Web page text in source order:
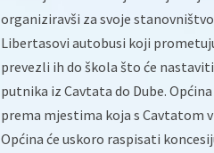
organiziravši za svoje
Libertasovi autobusi koji
prevezli ih do škola što će
putnika iz Cavtata do Dube.
prema mjestima koja s Cavtatom
Općina će uskoro raspisati